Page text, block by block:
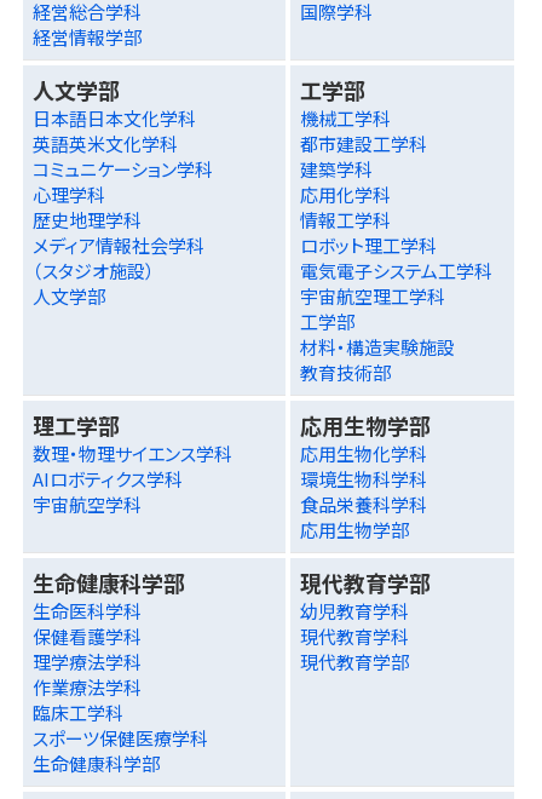
経営総合学科
経営情報学部
国際学科
人文学部
日本語日本文化学科
英語英米文化学科
コミュニケーション学科
心理学科
歴史地理学科
メディア情報社会学科
（スタジオ施設）
人文学部
工学部
機械工学科
都市建設工学科
建築学科
応用化学科
情報工学科
ロボット理工学科
電気電子システム工学科
宇宙航空理工学科
工学部
材料・構造実験施設
教育技術部
理工学部
数理・物理サイエンス学科
AIロボティクス学科
宇宙航空学科
応用生物学部
応用生物化学科
環境生物科学科
食品栄養科学科
応用生物学部
生命健康科学部
生命医科学科
保健看護学科
理学療法学科
作業療法学科
臨床工学科
スポーツ保健医療学科
生命健康科学部
現代教育学部
幼児教育学科
現代教育学科
現代教育学部